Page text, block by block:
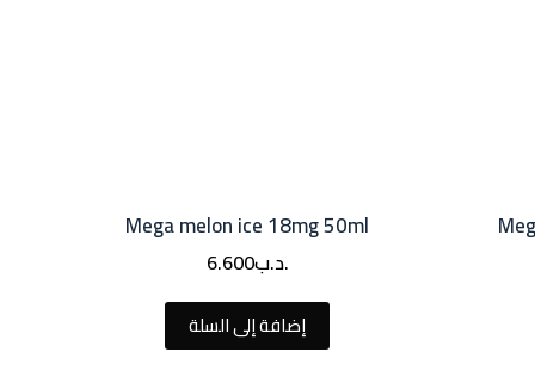
Mega melon ice 18mg 50ml
.د.ب6.600
إضافة إلى السلة